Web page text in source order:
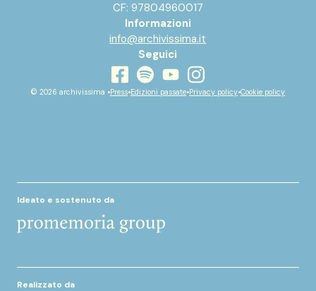
CF: 97804960017
Informazioni
info@archivissima.it
Seguici
facebook
spotifyyoutubeinstagram
© 2026 archivissima •Press•Edizioni passate•Privacy policy•Cookie policy
Ideato e sostenuto da
Realizzato da